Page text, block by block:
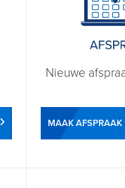
Nieuwe
MAAK AFSPRAAK